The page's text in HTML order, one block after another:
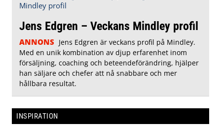
Jens Edgren – Veckans Mindley profil
ANNONS Jens Edgren är veckans profil på Mindley.
Med en unik kombination av djup erfarenhet inom
försäljning, coaching och beteendeförändring, hjälper
han säljare och chefer att nå snabbare och mer
hållbara resultat.
INSPIRATION